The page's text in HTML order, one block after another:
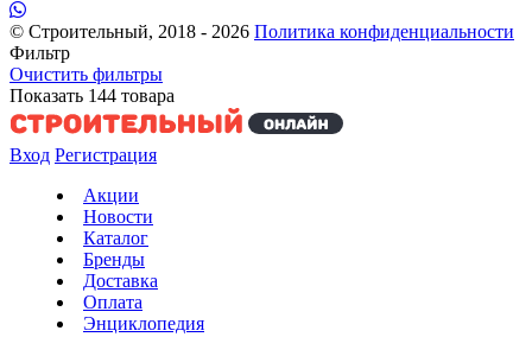
© Строительный, 2018 - 2026 Политика конфиденциальности
Фильтр
Очистить фильтры
Показать 144 товара
Вход Регистрация
Акции
Новости
Каталог
Бренды
Доставка
Оплата
Энциклопедия